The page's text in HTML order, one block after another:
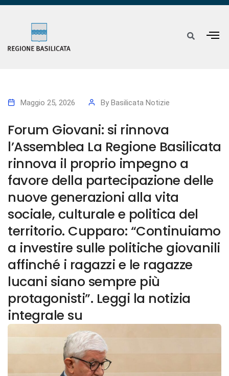
Maggio 25, 2026 By Basilicata Notizie
Forum Giovani: si rinnova
l’Assemblea La Regione Basilicata
rinnova il proprio impegno a
favore della partecipazione delle
nuove generazioni alla vita
sociale, culturale e politica del
territorio. Cupparo: “Continuiamo
a investire sulle politiche giovanili
affinché i ragazzi e le ragazze
lucani siano sempre più
protagonisti”. Leggi la notizia
integrale su